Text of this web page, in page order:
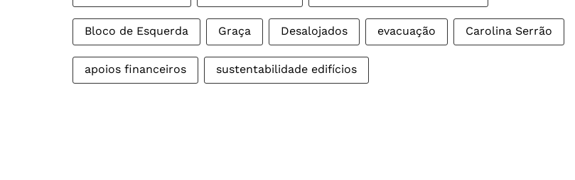
Bloco de Esquerda Graça Desalojados evacuação Carolina Serrão
apoios financeiros sustentabilidade edifícios